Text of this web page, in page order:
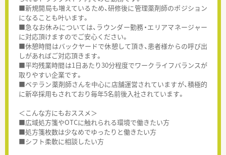
■新規開局も増えているため、研修後に管理薬剤師のポジション
になることも叶います。
■急なお休みについては、ラウンダー勤務・エリアマネージャー
に対応頂けますのでご安心ください。
■休憩時間はバックヤードで休憩して頂き、患者様からの呼び出
しがあればご対応頂きます。
■平均残業時間は1日あたり30分程度でワークライフバランスが
取りやすい企業です。
■ベテラン薬剤師さんを中心に店舗運営されていますが、積極的
に新卒採用もされており毎年5名前後入社されています。
＜こんな方にもおススメ＞
■広域処方箋やOTCに触れられる環境で働きたい方
■処方箋枚数は少なめでゆったりと働きたい方
■シフト柔軟に相談したい方